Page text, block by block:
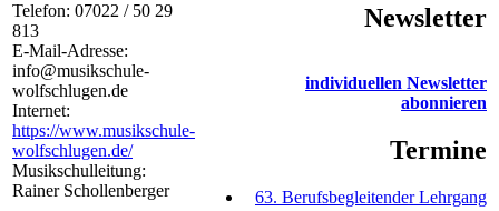
Telefon: 07022 / 50 29
813
E-Mail-Adresse:
info@musikschule-
wolfschlugen.de
Internet:
https://www.musikschule-
wolfschlugen.de/
Musikschulleitung:
Rainer Schollenberger
Newsletter
individuellen Newsletter
abonnieren
Termine
63. Berufsbegleitender Lehrgang